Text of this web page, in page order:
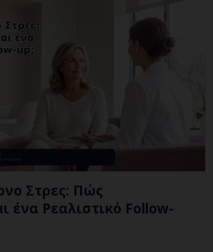
Στρες: Πώς
ένα Ρεαλιστικό Follow-